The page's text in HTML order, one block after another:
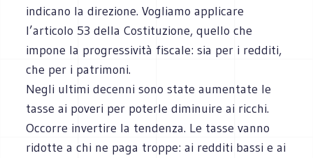
indicano la direzione. Vogliamo applicare
l’articolo 53 della Costituzione, quello che
impone la progressività fiscale: sia per i redditi,
che per i patrimoni.
Negli ultimi decenni sono state aumentate le
tasse ai poveri per poterle diminuire ai ricchi.
Occorre invertire la tendenza. Le tasse vanno
ridotte a chi ne paga troppe: ai redditi bassi e ai